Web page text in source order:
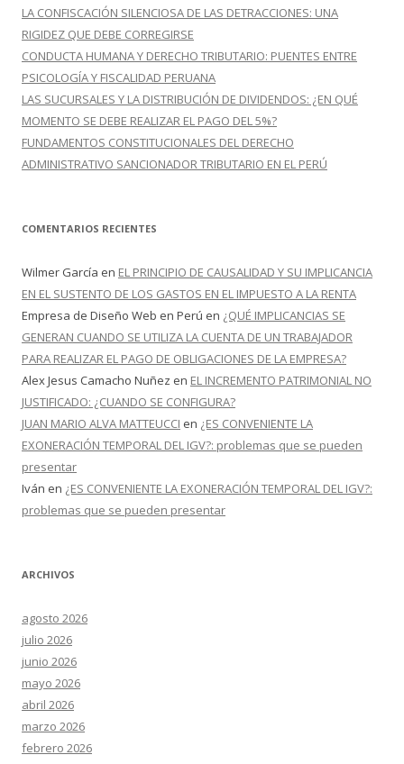
LA CONFISCACIÓN SILENCIOSA DE LAS DETRACCIONES: UNA
RIGIDEZ QUE DEBE CORREGIRSE
CONDUCTA HUMANA Y DERECHO TRIBUTARIO: PUENTES ENTRE
PSICOLOGÍA Y FISCALIDAD PERUANA
LAS SUCURSALES Y LA DISTRIBUCIÓN DE DIVIDENDOS: ¿EN QUÉ
MOMENTO SE DEBE REALIZAR EL PAGO DEL 5%?
FUNDAMENTOS CONSTITUCIONALES DEL DERECHO
ADMINISTRATIVO SANCIONADOR TRIBUTARIO EN EL PERÚ
COMENTARIOS RECIENTES
Wilmer García en EL PRINCIPIO DE CAUSALIDAD Y SU IMPLICANCIA
EN EL SUSTENTO DE LOS GASTOS EN EL IMPUESTO A LA RENTA
Empresa de Diseño Web en Perú en ¿QUÉ IMPLICANCIAS SE
GENERAN CUANDO SE UTILIZA LA CUENTA DE UN TRABAJADOR
PARA REALIZAR EL PAGO DE OBLIGACIONES DE LA EMPRESA?
Alex Jesus Camacho Nuñez en EL INCREMENTO PATRIMONIAL NO
JUSTIFICADO: ¿CUANDO SE CONFIGURA?
JUAN MARIO ALVA MATTEUCCI en ¿ES CONVENIENTE LA
EXONERACIÓN TEMPORAL DEL IGV?: problemas que se pueden
presentar
Iván en ¿ES CONVENIENTE LA EXONERACIÓN TEMPORAL DEL IGV?:
problemas que se pueden presentar
ARCHIVOS
agosto 2026
julio 2026
junio 2026
mayo 2026
abril 2026
marzo 2026
febrero 2026